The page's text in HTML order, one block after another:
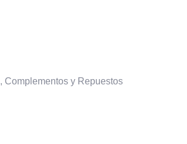
, Complementos y Repuestos